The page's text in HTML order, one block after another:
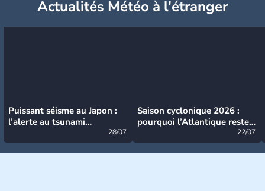
Actualités Météo à l'étranger
Puissant séisme au Japon :
l’alerte au tsunami
28/07
Saison cyclonique 2026 :
pourquoi l’Atlantique reste
22/07